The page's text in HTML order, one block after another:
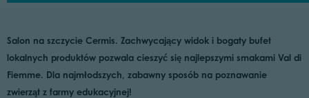
Salon na szczycie Cermis. Zachwycający widok i bogaty bufet
lokalnych produktów pozwala cieszyć się najlepszymi smakami Val di
Fiemme. Dla najmłodszych, zabawny sposób na poznawanie
zwierząt z farmy edukacyjnej!